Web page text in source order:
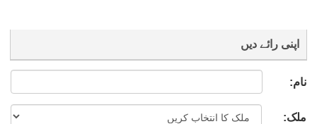
اپنی رائے دیں
نام:
ملک: